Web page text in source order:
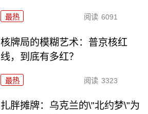
最热 阅读 6091
核牌局的模糊艺术：普京核红
线，到底有多红？
最热 阅读 3323
扎胖摊牌：乌克兰的\"北约梦\"为